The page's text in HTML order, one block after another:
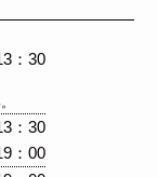
：30
：30
：00